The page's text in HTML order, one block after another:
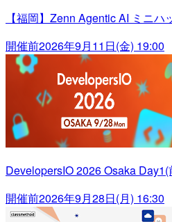
【福岡】Zenn Agentic AI ミニ
開催前2026年9月11日(金) 19:00
DevelopersIO 2026 Osaka
開催前2026年9月28日(月) 16:30